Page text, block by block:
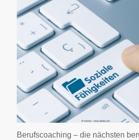
Berufscoaching – neue
Berufung
Berufscoaching – die nächsten